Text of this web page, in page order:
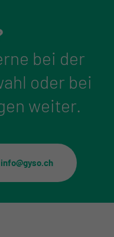
bei der
oder bei
weiter.
info@gyso.ch